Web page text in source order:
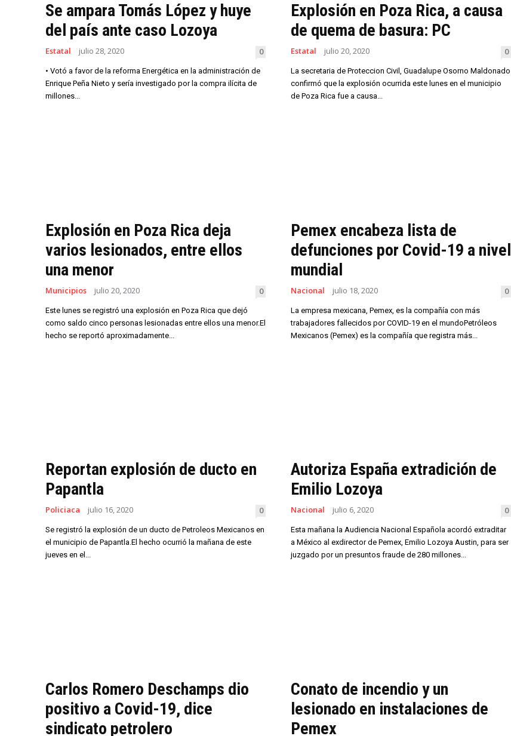
Se ampara Tomás López y huye
del país ante caso Lozoya
Estatal julio 28, 2020 0
• Votó a favor de la reforma Energética en la administración de
Enrique Peña Nieto y sería investigado por la compra ilícita de
millones...
Explosión en Poza Rica, a causa
de quema de basura: PC
Estatal julio 20, 2020 0
La secretaria de Proteccion Civil, Guadalupe Osorno Maldonado
confirmó que la explosión ocurrida este lunes en el municipio
de Poza Rica fue a causa...
Explosión en Poza Rica deja
varios lesionados, entre ellos
una menor
Municipios julio 20, 2020 0
Este lunes se registró una explosión en Poza Rica que dejó
como saldo cinco personas lesionadas entre ellos una menor.El
hecho se reportó aproximadamente...
Pemex encabeza lista de
defunciones por Covid-19 a nivel
mundial
Nacional julio 18, 2020 0
La empresa mexicana, Pemex, es la compañía con más
trabajadores fallecidos por COVID-19 en el mundoPetróleos
Mexicanos (Pemex) es la compañía que registra más...
Reportan explosión de ducto en
Papantla
Policiaca julio 16, 2020 0
Se registró la explosión de un ducto de Petroleos Mexicanos en
el municipio de Papantla.El hecho ocurrió la mañana de este
jueves en el...
Autoriza España extradición de
Emilio Lozoya
Nacional julio 6, 2020 0
Esta mañana la Audiencia Nacional Española acordó extraditar
a México al exdirector de Pemex, Emilio Lozoya Austin, para ser
juzgado por un presuntos fraude de 280 millones...
Carlos Romero Deschamps dio
positivo a Covid-19, dice
sindicato petrolero
Conato de incendio y un
lesionado en instalaciones de
Pemex